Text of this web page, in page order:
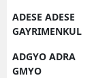
ADESE ADESE
GAYRIMENKUL
ADGYO ADRA
GMYO